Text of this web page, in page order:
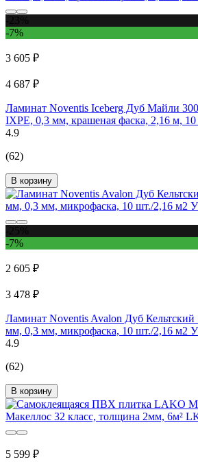
-7%
3 605 ₽
4 687 ₽
Ламинат Noventis Iceberg Дуб Майли
IXPE, 0,3 мм, крашеная фаска, 2,16 м,
4.9
(62)
В корзину
-7%
2 605 ₽
3 478 ₽
Ламинат Noventis Avalon Дуб Кельтский
мм, 0,3 мм, микрофаска, 10 шт./2,16 м2
4.9
(62)
В корзину
5 599 ₽